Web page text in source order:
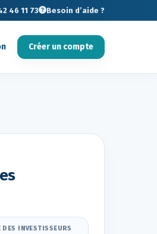
46 11 73 Besoin d’aide ?
Créer un compte
INVESTISSEURS